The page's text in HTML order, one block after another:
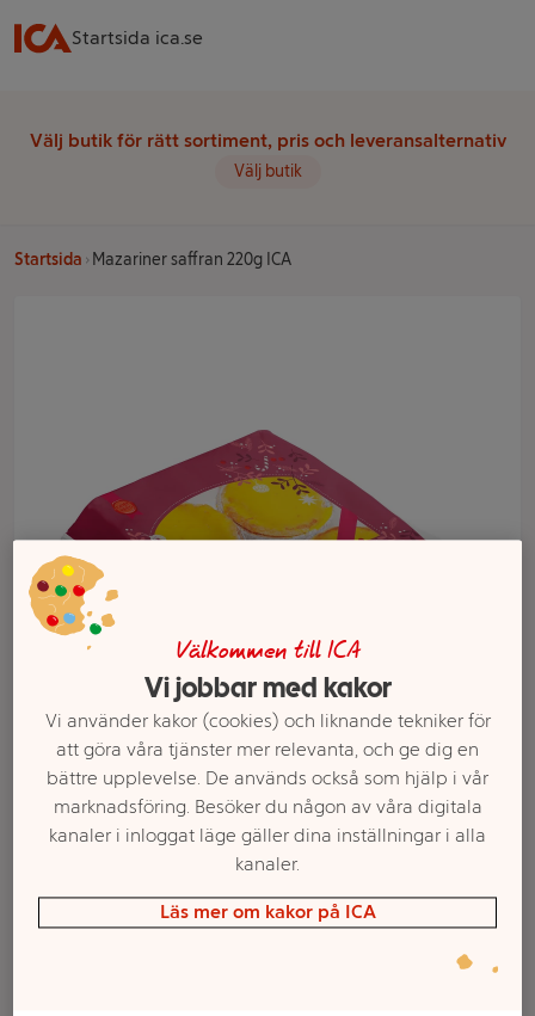
Startsida ica.se
Välj butik för rätt sortiment, pris och leveransalternativ
Välj butik
Startsida Mazariner saffran 220g ICA
Välj butik och handla
Sortimentet kan variera mellan butikerna
Välkommen till ICA
Vi jobbar med kakor
Vi använder kakor (cookies) och liknande tekniker för
att göra våra tjänster mer relevanta, och ge dig en
bättre upplevelse. De används också som hjälp i vår
marknadsföring. Besöker du någon av våra digitala
kanaler i inloggat läge gäller dina inställningar i alla
kanaler.
Läs mer om kakor på ICA